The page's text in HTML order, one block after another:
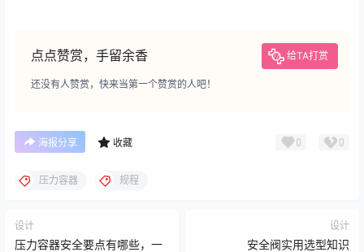
点点赞赏，手留余香 给TA打赏
还没有人赞赏，快来当第一个赞赏的人吧！
海报分享 收藏 0 0
压力容器 规程
设计
压力容器安全要点有哪些，一
设计
安全阀实用选型知识